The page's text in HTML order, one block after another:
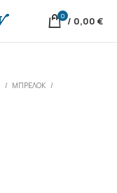
0 / 0,00 €
ΜΠΡΕΛΌΚ